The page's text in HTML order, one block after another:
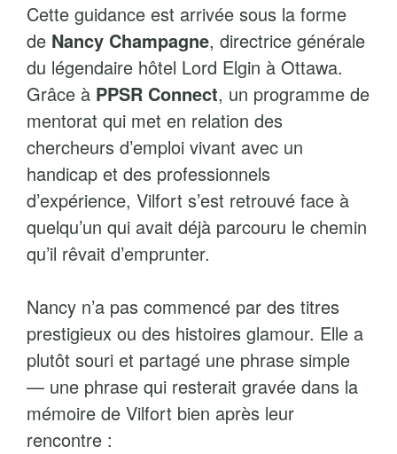
Cette guidance est arrivée sous la forme
de Nancy Champagne, directrice générale
du légendaire hôtel Lord Elgin à Ottawa.
Grâce à PPSR Connect, un programme de
mentorat qui met en relation des
chercheurs d’emploi vivant avec un
handicap et des professionnels
d’expérience, Vilfort s’est retrouvé face à
quelqu’un qui avait déjà parcouru le chemin
qu’il rêvait d’emprunter.
Nancy n’a pas commencé par des titres
prestigieux ou des histoires glamour. Elle a
plutôt souri et partagé une phrase simple
— une phrase qui resterait gravée dans la
mémoire de Vilfort bien après leur
rencontre :